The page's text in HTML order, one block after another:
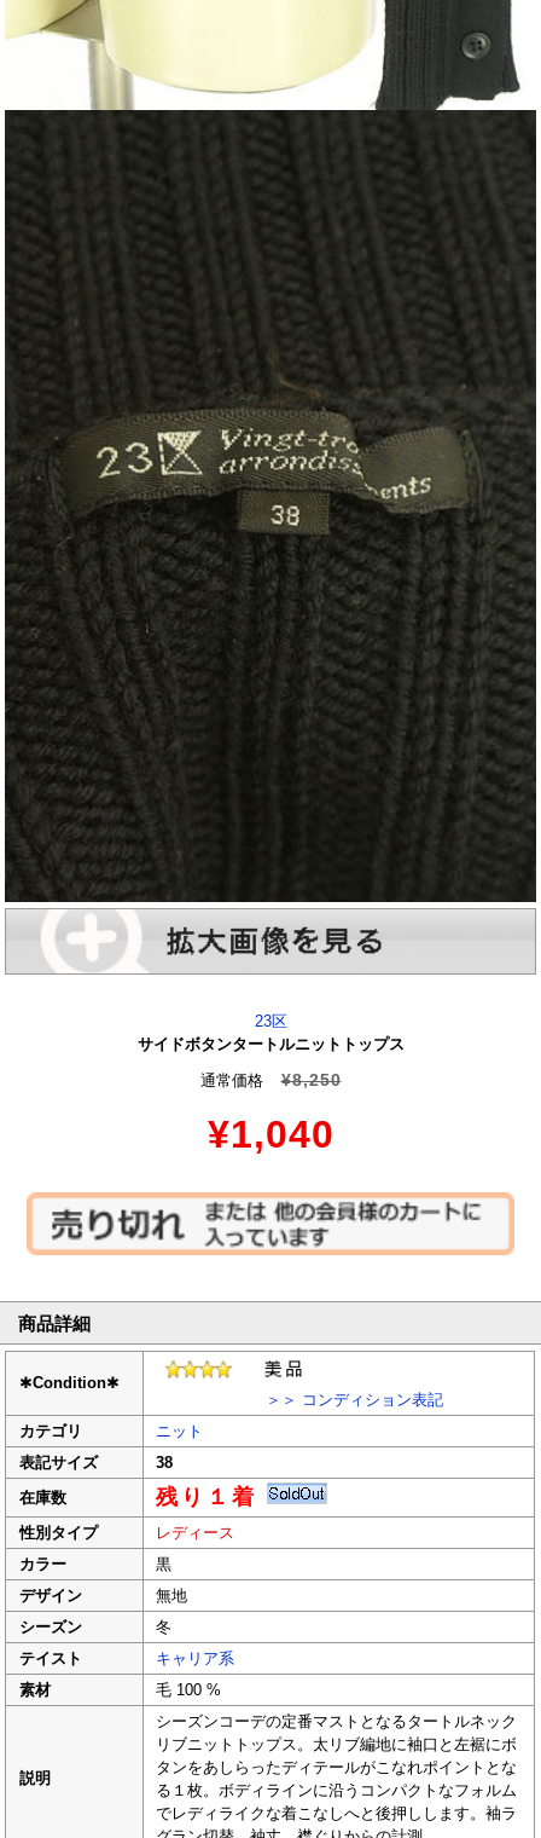
23区
サイドボタンタートルニットトップス
通常価格
¥8,250
¥1,040
商品詳細
✱Condition✱
＞＞ コンディション表記
カテゴリ
ニット
表記サイズ
38
在庫数
残り１着
性別タイプ
レディース
カラー
黒
デザイン
無地
シーズン
冬
テイスト
キャリア系
素材
毛 100 %
説明
シーズンコーデの定番マストとなるタートルネック
リブニットトップス。太リブ編地に袖口と左裾にボ
タンをあしらったディテールがこなれポイントとな
る１枚。ボディラインに沿うコンパクトなフォルム
でレディライクな着こなしへと後押しします。袖ラ